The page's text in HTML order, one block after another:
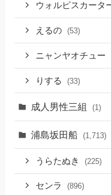
ウォルピスカータ
えるの (53)
ニャンヤオチュー
りする (33)
成人男性三組 (1)
浦島坂田船 (1,713)
うらたぬき (225)
センラ (896)